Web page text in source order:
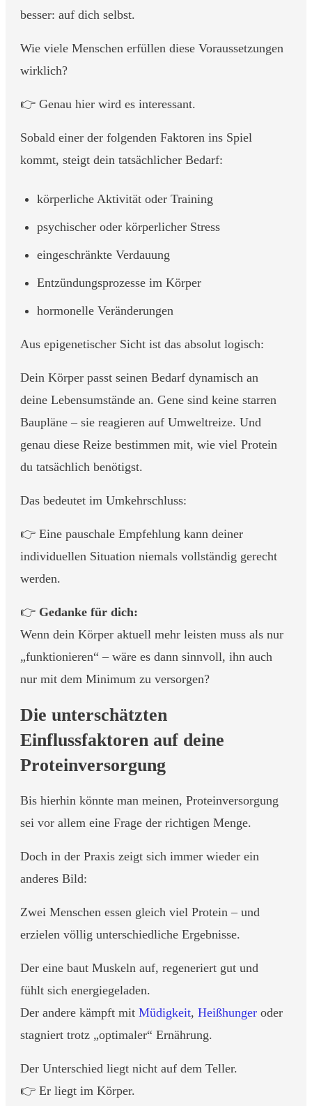
besser: auf dich selbst.
Wie viele Menschen erfüllen diese Voraussetzungen
wirklich?
👉 Genau hier wird es interessant.
Sobald einer der folgenden Faktoren ins Spiel
kommt, steigt dein tatsächlicher Bedarf:
körperliche Aktivität oder Training
psychischer oder körperlicher Stress
eingeschränkte Verdauung
Entzündungsprozesse im Körper
hormonelle Veränderungen
Aus epigenetischer Sicht ist das absolut logisch:
Dein Körper passt seinen Bedarf dynamisch an
deine Lebensumstände an. Gene sind keine starren
Baupläne – sie reagieren auf Umweltreize. Und
genau diese Reize bestimmen mit, wie viel Protein
du tatsächlich benötigst.
Das bedeutet im Umkehrschluss:
👉 Eine pauschale Empfehlung kann deiner
individuellen Situation niemals vollständig gerecht
werden.
👉 Gedanke für dich:
Wenn dein Körper aktuell mehr leisten muss als nur
„funktionieren“ – wäre es dann sinnvoll, ihn auch
nur mit dem Minimum zu versorgen?
Die unterschätzten
Einflussfaktoren auf deine
Proteinversorgung
Bis hierhin könnte man meinen, Proteinversorgung
sei vor allem eine Frage der richtigen Menge.
Doch in der Praxis zeigt sich immer wieder ein
anderes Bild:
Zwei Menschen essen gleich viel Protein – und
erzielen völlig unterschiedliche Ergebnisse.
Der eine baut Muskeln auf, regeneriert gut und
fühlt sich energiegeladen.
Der andere kämpft mit Müdigkeit, Heißhunger oder
stagniert trotz „optimaler“ Ernährung.
Der Unterschied liegt nicht auf dem Teller.
👉 Er liegt im Körper.